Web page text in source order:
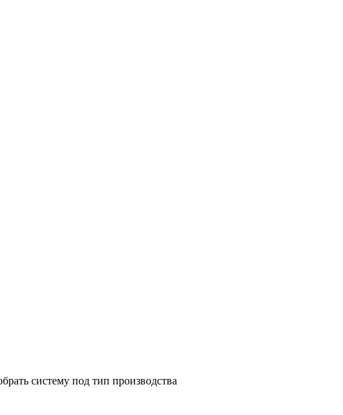
систему под тип производства